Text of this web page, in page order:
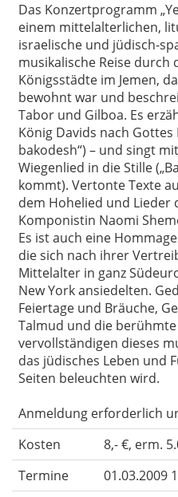
Das Konzertprogramm „
einem mittelalterlichen,
israelische und jüdisch-
musikalische Reise
Königsstädte im Jemen,
bewohnt war und
Tabor und Gilboa. Es
König Davids nach Gottes
bakodesh“) – und singt
Wiegenlied in die Stille („
kommt). Vertonte Texte
dem Hohelied und Lieder
Komponistin Naomi
Es ist auch eine
die sich nach ihrer
Mittelalter in ganz
New York ansiedelten.
Feiertage und Bräuche,
Talmud und die
vervollständigen dieses
das jüdisches Leben und
Seiten beleuchten wird.
Anmeldung erforderlich
Kosten
8,- €, erm.
Termine
01.03.2009